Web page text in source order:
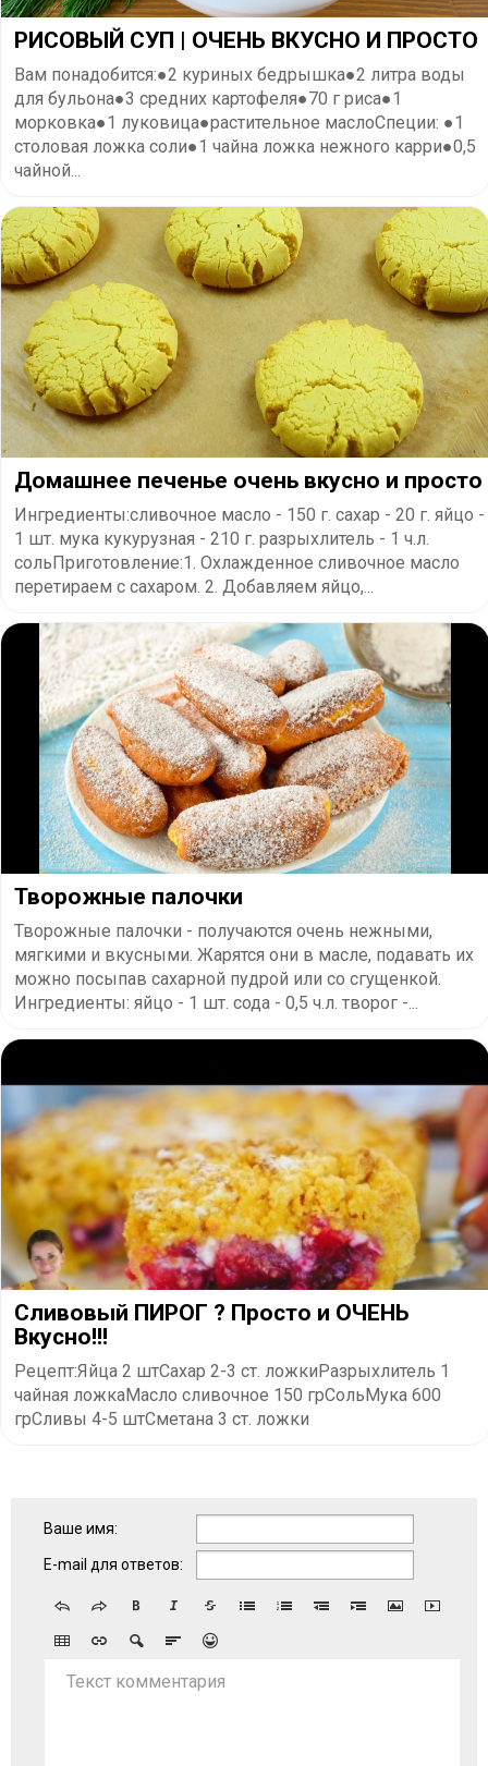
РИСОВЫЙ СУП | ОЧЕНЬ ВКУСНО И ПРОСТО
Вам понадобится:●2 куриных бедрышка●2 литра воды
для бульона●3 средних картофеля●70 г риса●1
морковка●1 луковица●растительное маслоСпеции: ●1
столовая ложка соли●1 чайна ложка нежного карри●0,5
чайной...
Домашнее печенье очень вкусно и просто
Ингредиенты:сливочное масло - 150 г. сахар - 20 г. яйцо -
1 шт. мука кукурузная - 210 г. разрыхлитель - 1 ч.л.
сольПриготовление:1. Охлажденное сливочное масло
перетираем с сахаром. 2. Добавляем яйцо,...
Творожные палочки
Творожные палочки - получаются очень нежными,
мягкими и вкусными. Жарятся они в масле, подавать их
можно посыпав сахарной пудрой или со сгущенкой.
Ингредиенты: яйцо - 1 шт. сода - 0,5 ч.л. творог -...
Сливовый ПИРОГ ? Просто и ОЧЕНЬ
Вкусно!!!
Рецепт:Яйца 2 штСахар 2-3 ст. ложкиРазрыхлитель 1
чайная ложкаМасло сливочное 150 грСольМука 600
грСливы 4-5 штСметана 3 ст. ложки
Ваше имя:
E-mail для ответов:
Текст комментария